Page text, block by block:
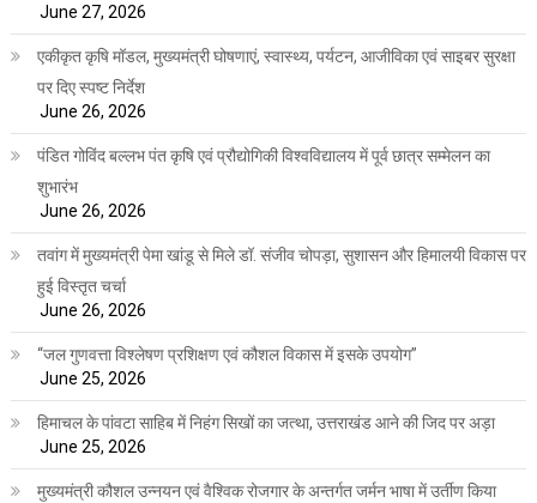
June 27, 2026
एकीकृत कृषि मॉडल, मुख्यमंत्री घोषणाएं, स्वास्थ्य, पर्यटन, आजीविका एवं साइबर सुरक्षा
पर दिए स्पष्ट निर्देश
June 26, 2026
पंडित गोविंद बल्लभ पंत कृषि एवं प्रौद्योगिकी विश्वविद्यालय में पूर्व छात्र सम्मेलन का
शुभारंभ
June 26, 2026
तवांग में मुख्यमंत्री पेमा खांडू से मिले डॉ. संजीव चोपड़ा, सुशासन और हिमालयी विकास पर
हुई विस्तृत चर्चा
June 26, 2026
“जल गुणवत्ता विश्लेषण प्रशिक्षण एवं कौशल विकास में इसके उपयोग”
June 25, 2026
हिमाचल के पांवटा साहिब में निहंग सिखों का जत्था, उत्तराखंड आने की जिद पर अड़ा
June 25, 2026
मुख्यमंत्री कौशल उन्नयन एवं वैश्विक रोजगार के अन्तर्गत जर्मन भाषा में उर्तीण किया